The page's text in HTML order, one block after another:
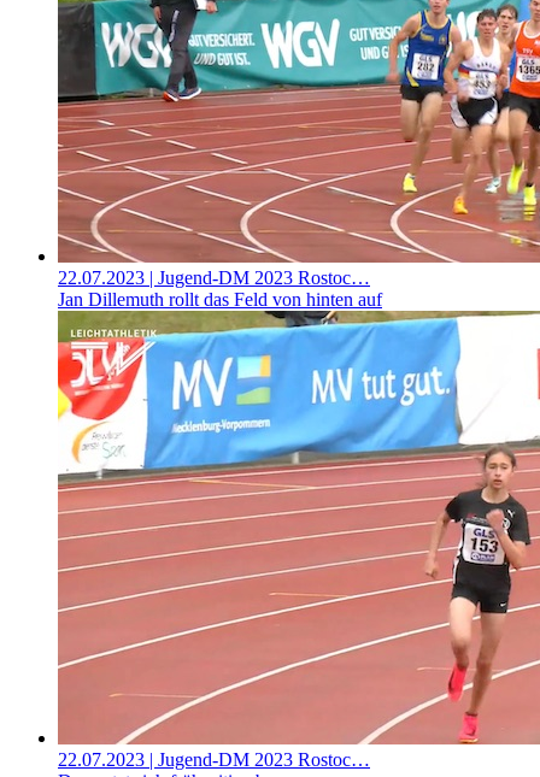
22.07.2023 | Jugend-DM 2023 Rostoc…
Jan Dillemuth rollt das Feld von hinten auf
22.07.2023 | Jugend-DM 2023 Rostoc…